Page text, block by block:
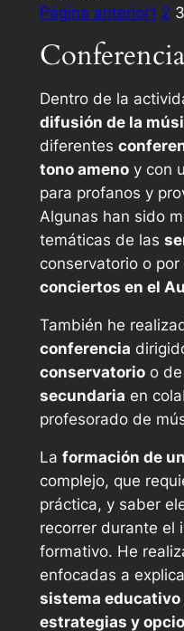
Página anterior1 2 3
Dentro de la
difusión de la
diferentes
tono amenoy con
para profanos y
Algunas han sido
temáticas de las
conservatorio o
conciertos en el
También he
conferencia
conservatorioo de
secundaria en
profesorado de
La formación de
complejo, que
práctica, y saber
recorrer durante el
formativo. He
enfocadas a
sistema educativo
estrategias y